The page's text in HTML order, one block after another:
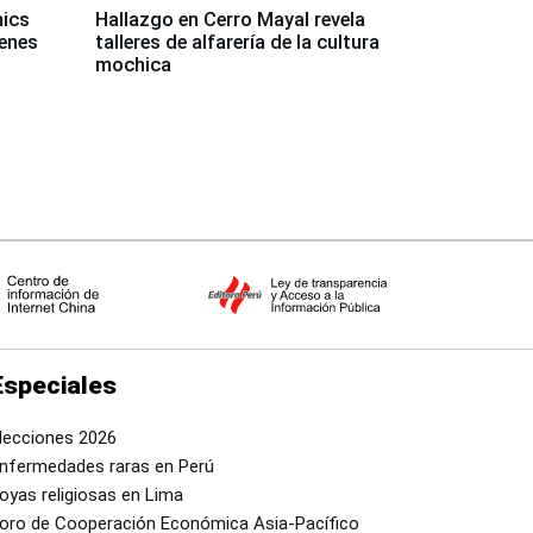
Hallazgo en Cerro Mayal revela
talleres de alfarería de la cultura
mochica
2026
raras en Perú
religiosas en Lima
de Cooperación Económica Asia-Pacífico